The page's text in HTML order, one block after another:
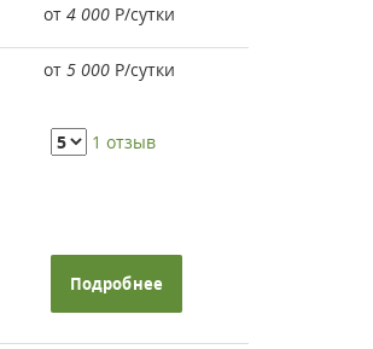
от 4 000 Р/сутки
от 5 000 Р/сутки
1 отзыв
Подробнее